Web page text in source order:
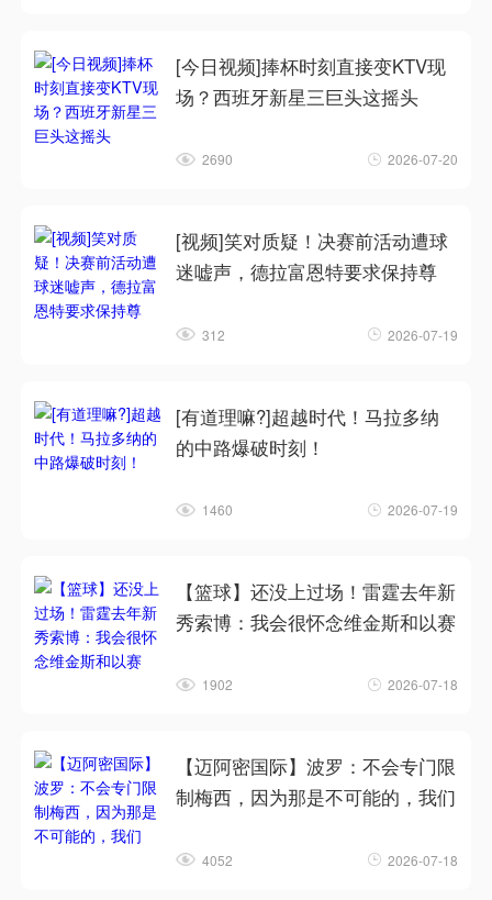
[今日视频]捧杯时刻直接变KTV现
场？西班牙新星三巨头这摇头
2690 2026-07-20
[视频]笑对质疑！决赛前活动遭球
迷嘘声，德拉富恩特要求保持尊
312 2026-07-19
[有道理嘛?]超越时代！马拉多纳
的中路爆破时刻！
1460 2026-07-19
【篮球】还没上过场！雷霆去年新
秀索博：我会很怀念维金斯和以赛
1902 2026-07-18
【迈阿密国际】波罗：不会专门限
制梅西，因为那是不可能的，我们
4052 2026-07-18